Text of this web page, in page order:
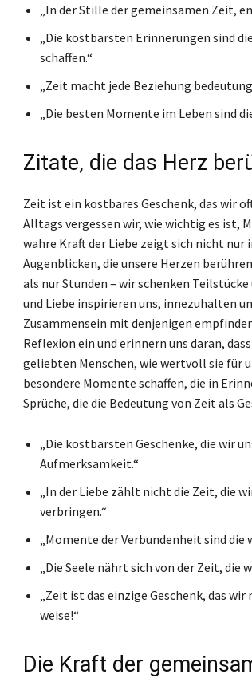
„In der Stille der gemeinsamen Zeit,
„Die kostbarsten Erinnerungen sind
schaffen.“
„Zeit macht jede Beziehung
„Die besten Momente im Leben sind
Zitate, die das Herz
Zeit ist ein kostbares Geschenk, das wir
Alltags vergessen wir, wie wichtig es ist,
wahre Kraft der Liebe zeigt sich nicht nur
Augenblicken, die unsere Herzen
als nur Stunden – wir schenken
und Liebe inspirieren uns, innezuhalten
Zusammensein mit denjenigen
Reflexion ein und erinnern uns daran,
geliebten Menschen, wie wertvoll sie für
besondere Momente schaffen, die in
Sprüche, die die Bedeutung von Zeit als
„Die kostbarsten Geschenke, die wir
Aufmerksamkeit.“
„In der Liebe zählt nicht die Zeit, die
verbringen.“
„Momente der Verbundenheit sind
„Die Seele nährt sich von der Zeit,
„Zeit ist das einzige Geschenk, das
weise!“
Die Kraft der